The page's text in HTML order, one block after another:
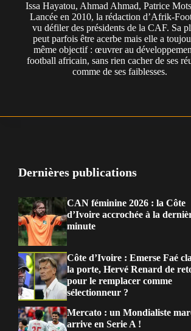
Issa Hayatou, Ahmad Ahmad, Patrice
Lancée en 2010, la rédaction d’Afrik-
vu défiler des présidents de la CAF. Sa
peut parfois être acerbe mais elle a
même objectif : œuvrer au
football africain, sans rien cacher de ses
comme de ses faiblesses.
Dernières publications
CAN féminine 2026 : la Côte
d’Ivoire accrochée à la
minute
Côte d’Ivoire : Emerse Faé
la porte, Hervé Renard de
pour le remplacer comme
sélectionneur ?
Mercato : un Mondialiste
arrive en Serie A !